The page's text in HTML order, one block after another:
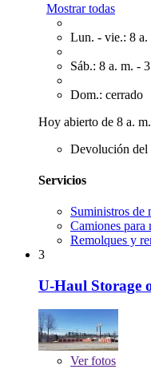
Mostrar todas
Lun. - vie.: 8 a.
Sáb.: 8 a. m. -
Dom.: cerrado
Hoy abierto de 8 a.
Devolución del
Servicios
Suministros de
Camiones para
Remolques y
3
U-Haul Storage
Verfotos